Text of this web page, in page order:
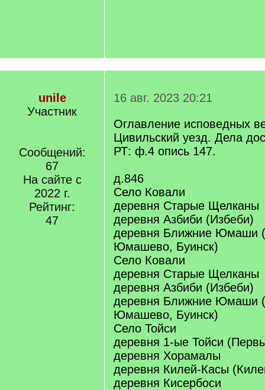
unile
Участник
Сообщений:
67
На сайте с
2022 г.
Рейтинг:
47
16 авг. 2023 20:21
Оглавление исповедных
Цивильский уезд. Дела
РТ: ф.4 опись 147.
д.846
Село Ковали
деревня Старые Щелканы
деревня Азбиби (Избеби)
деревня Ближние Юмаши
Юмашево, Буинск)
Село Ковали
деревня Старые Щелканы
деревня Азбиби (Избеби)
деревня Ближние Юмаши
Юмашево, Буинск)
Село Тойси
деревня 1-ые Тойси
деревня Хорамалы
деревня Килей-Касы
деревня Кисербоси